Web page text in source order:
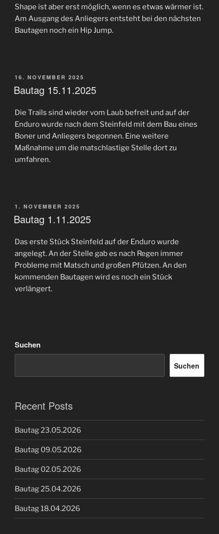
Shape ist aber erst möglich, wenn es etwas wärmer ist.
Am Ausgang des Anliegers entsteht bei den nächsten
Bautagen noch ein Hip Jump.
VERÖFFENTLICHT
AM
16. NOVEMBER 2025
Bautag 15.11.2025
Die Trails sind wieder vom Laub befreit und auf der
Enduro wurde nach dem Steinfeld mit dem Bau eines
Boner und Anliegers begonnen. Eine weitere
Maßnahme um die matschlastige Stelle dort zu
umfahren.
VERÖFFENTLICHT
AM
1. NOVEMBER 2025
Bautag 1.11.2025
Das erste Stück Steinfeld auf der Enduro wurde
angelegt. An der Stelle gab es nach Regen immer
Probleme mit Matsch und großen Pfützen. An den
kommenden Bautagen wird es noch ein Stück
verlängert.
Suchen
Suchen
Recent Posts
Bautag 23.05.2026
Bautag 09.05.2026
Bautag 02.05.2026
Bautag 25.04.2026
Bautag 18.04.2026